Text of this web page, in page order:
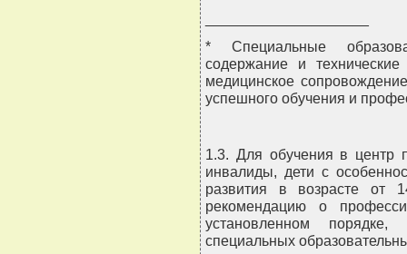
* Специальные
содержание и
медицинское
успешного обучения и
1.3. Для обучения в центр
инвалиды, дети с
развития в возрасте от
рекомендацию о
установленном
специальных